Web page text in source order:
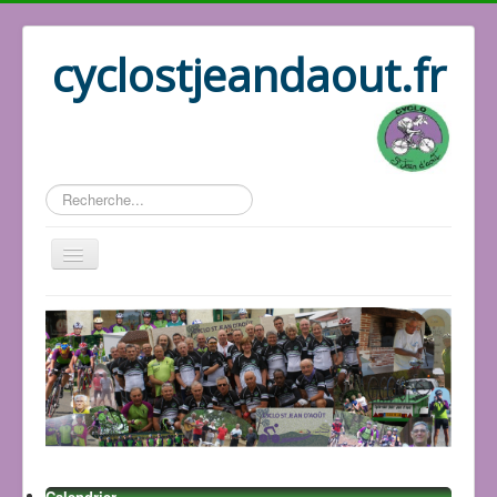
cyclostjeandaout.fr
Rechercher
Organisation
Qui sommes nous
Le bureau
Les circuits
Les adhérents
Les GPS